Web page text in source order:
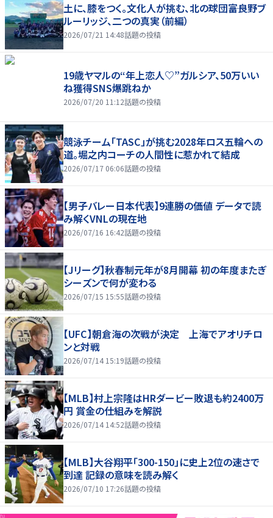
土に、膝をつく。文化人が挑む、北の球団――富良野ブ
ルーリッジ、二つの真実（前編）
2026/07/21 14:48話題の投稿
19歳ヤマルの“年上恋人♡”ガルシア、50万いい
ね獲得SNS爆跳ねか
2026/07/20 11:12話題の投稿
競泳チーム「TASC」が挑む2028年ロス五輪への
道。堀之内コーチの人間性に惹かれて結成
2026/07/17 06:06話題の投稿
【男子バレー日本代表】9連勝の価値 データで読
み解くVNLの現在地
2026/07/16 16:42話題の投稿
【Jリーグ】秋春制元年が8月開幕 初の年度またぎ
シーズンで何が変わる
2026/07/15 15:55話題の投稿
【UFC】朝倉海の次戦が決定 上海でアオリチロ
ンと対戦
2026/07/14 15:19話題の投稿
【MLB】村上宗隆はHRダービー敗退も約2400万
円 賞金の仕組みを解説
2026/07/14 14:52話題の投稿
【MLB】大谷翔平「300-150」に史上2位の速さで
到達 記録の意味を読み解く
2026/07/10 17:26話題の投稿